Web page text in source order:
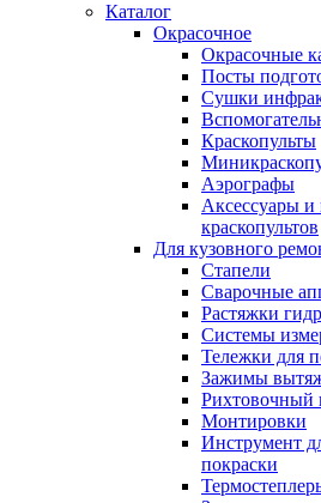
Каталог
Окрасочное
Окрасочные
Посты
Сушки
Краскопульты
Аэрографы
Аксессуары и
краскопультов
Для кузовного
Стапели
Сварочные
Растяжки
Системы
Тележки для
Зажимы
Рихтовочный
Монтировки
Инструмент
покраски